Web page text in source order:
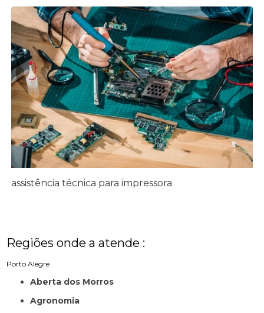
assistência técnica para impressora
Regiões onde a atende :
Porto Alegre
Aberta dos Morros
Agronomia